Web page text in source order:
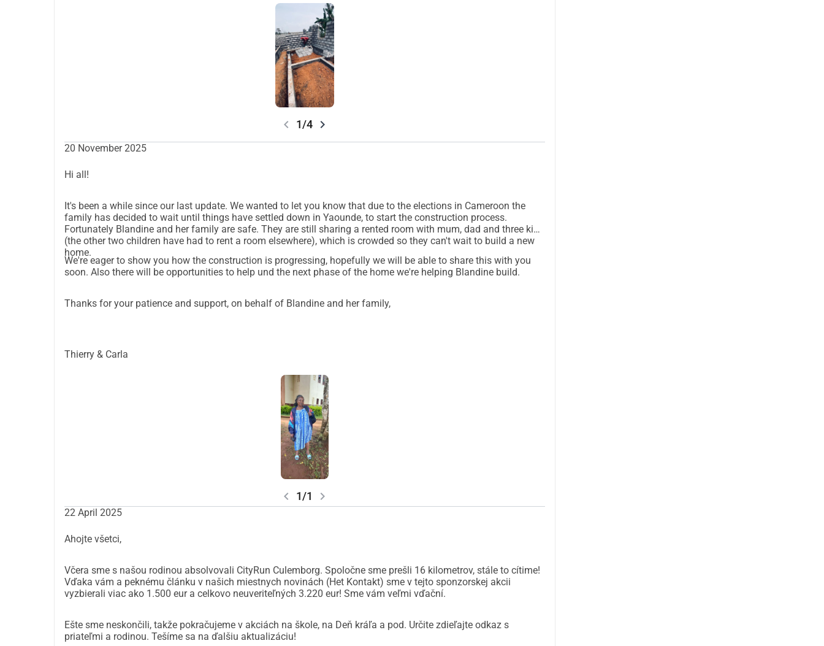
chevron_left 1/4 chevron_right
20 November 2025
Hi all!
It's been a while since our last update. We wanted to let you know that due to the elections in Cameroon the
family has decided to wait until things have settled down in Yaounde, to start the construction process.
Fortunately Blandine and her family are safe. They are still sharing a rented room with mum, dad and three kids
(the other two children have had to rent a room elsewhere), which is crowded so they can't wait to build a new
home.
We're eager to show you how the construction is progressing, hopefully we will be able to share this with you
soon. Also there will be opportunities to help und the next phase of the home we're helping Blandine build.
Thanks for your patience and support, on behalf of Blandine and her family,
Thierry & Carla
chevron_left 1/1 chevron_right
22 April 2025
Ahojte všetci,
Včera sme s našou rodinou absolvovali CityRun Culemborg. Spoločne sme prešli 16 kilometrov, stále to cítime!
Vďaka vám a peknému článku v našich miestnych novinách (Het Kontakt) sme v tejto sponzorskej akcii
vyzbierali viac ako 1.500 eur a celkovo neuveriteľných 3.220 eur! Sme vám veľmi vďační.
Ešte sme neskončili, takže pokračujeme v akciách na škole, na Deň kráľa a pod. Určite zdieľajte odkaz s
priateľmi a rodinou. Tešíme sa na ďalšiu aktualizáciu!